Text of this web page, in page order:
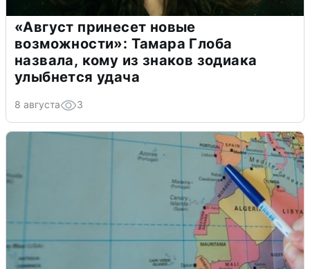
«Август принесет новые
возможности»: Тамара Глоба
назвала, кому из знаков зодиака
улыбнется удача
8 августа 3